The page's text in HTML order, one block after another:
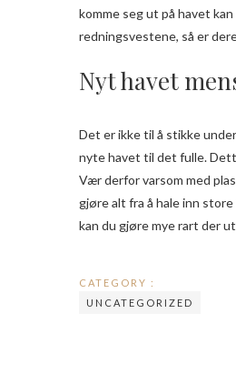
komme seg ut på havet
redningsvestene, så er
Nyt havet
Det er ikke til å stikke
nyte havet til det fulle.
Vær derfor varsom med
gjøre alt fra å hale inn
kan du gjøre mye rart der
CATEGORY :
UNCATEGORIZED